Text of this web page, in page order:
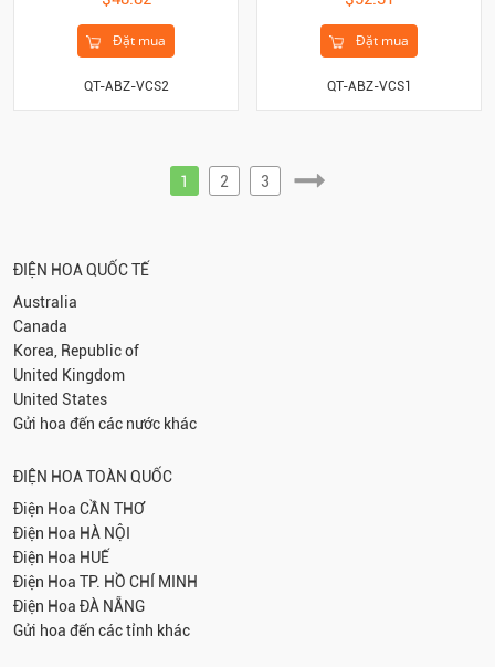
Đặt mua
QT-ABZ-VCS2
Đặt mua
QT-ABZ-VCS1
1 2 3
ĐIỆN HOA QUỐC TẾ
Australia
Canada
Korea, Republic of
United Kingdom
United States
Gửi hoa đến các nước khác
ĐIỆN HOA TOÀN QUỐC
Điện Hoa CẦN THƠ
Điện Hoa HÀ NỘI
Điện Hoa HUẾ
Điện Hoa TP. HỒ CHÍ MINH
Điện Hoa ĐÀ NẴNG
Gửi hoa đến các tỉnh khác